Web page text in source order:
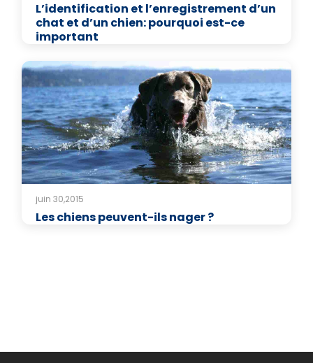
L’identification et l’enregistrement d’un
chat et d’un chien: pourquoi est-ce
important
juin 30,2015
Les chiens peuvent-ils nager ?